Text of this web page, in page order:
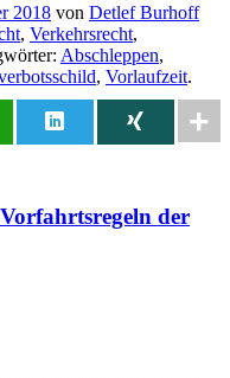
2018 von Detlef Burhoff
, Verkehrsrecht,
Abschleppen,
, Vorlaufzeit.
der